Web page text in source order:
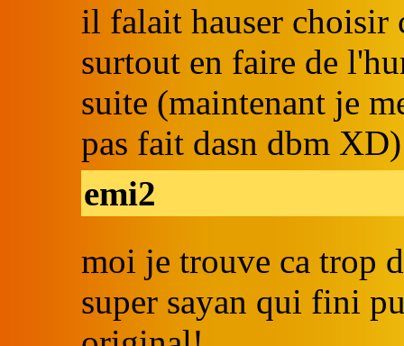
il falait hauser choisir
surtout en faire de
suite (maintenant je
pas fait dasn dbm XD)
emi2
moi je trouve ca trop
super sayan qui fini